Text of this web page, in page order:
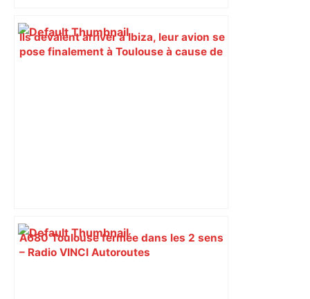
Ils devaient arriver à Ibiza, leur avion se
pose finalement à Toulouse à cause de
A680 Toulouse fermée dans les 2 sens
– Radio VINCI Autoroutes